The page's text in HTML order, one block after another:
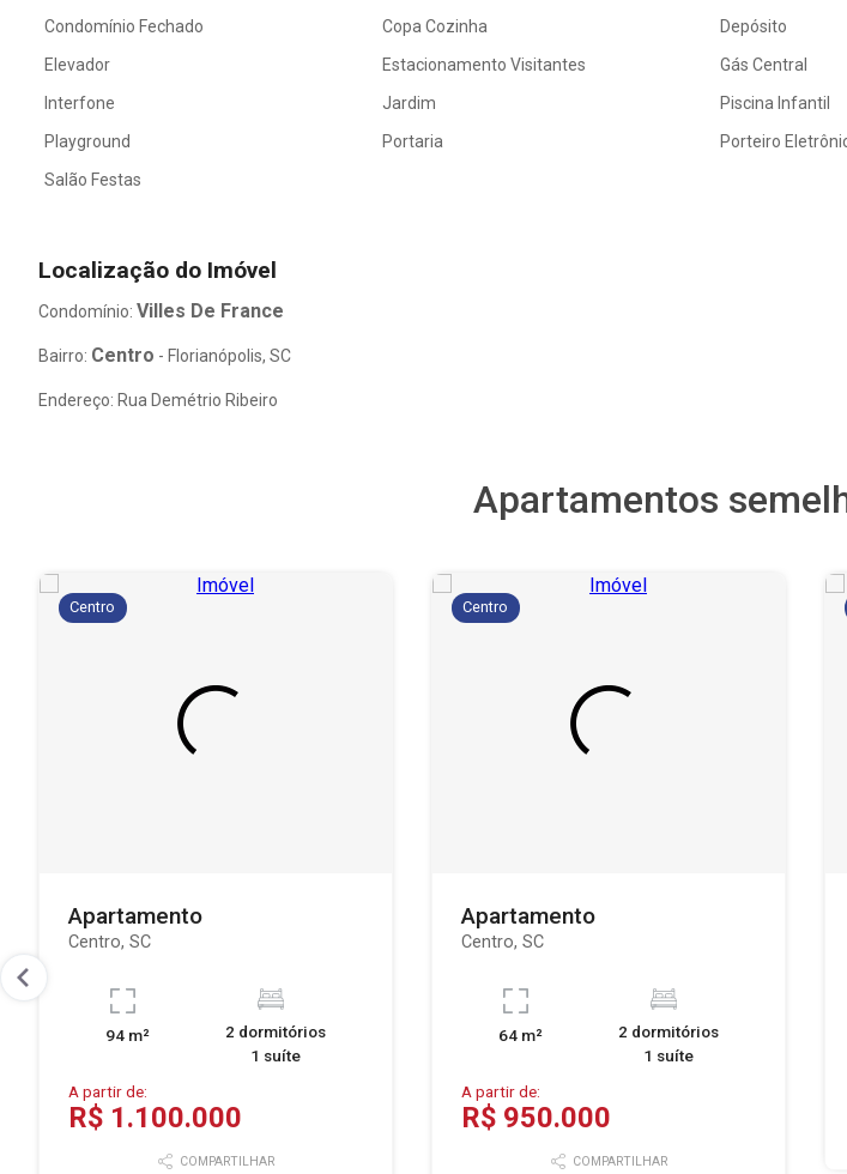
Condomínio Fechado
Copa Cozinha
Depósito
Elevador
Estacionamento Visitantes
Gás Central
Interfone
Jardim
Piscina Infantil
Playground
Portaria
Porteiro
Salão Festas
Localização do Imóvel
Condomínio: Villes De France
Bairro: Centro - Florianópolis, SC
Endereço: Rua Demétrio Ribeiro
Apartamentos
Centro
Apartamento
Centro, SC
94 m²
2 dormitórios
1 suíte
A partir de:
R$ 1.100.000
COMPARTILHAR
Centro
Apartamento
Centro, SC
64 m²
2 dormitórios
1 suíte
A partir de:
R$ 950.000
COMPARTILHAR